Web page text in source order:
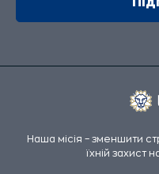
Наша місія – зменшити
їхній захист